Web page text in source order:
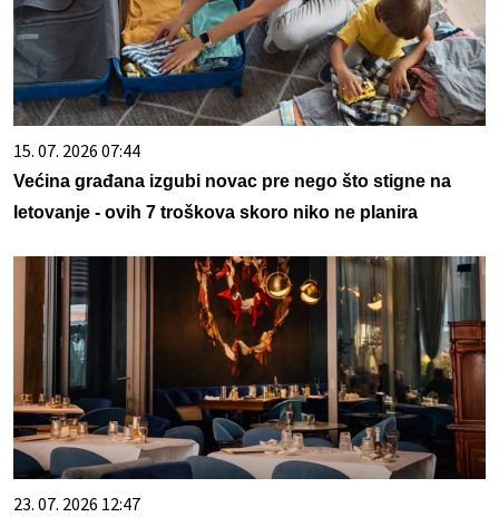
15. 07. 2026 07:44
Većina građana izgubi novac pre nego što stigne na
letovanje - ovih 7 troškova skoro niko ne planira
23. 07. 2026 12:47